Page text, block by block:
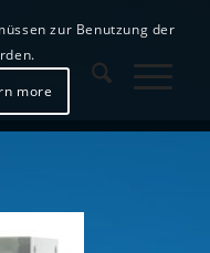
zur Benutzung der
more